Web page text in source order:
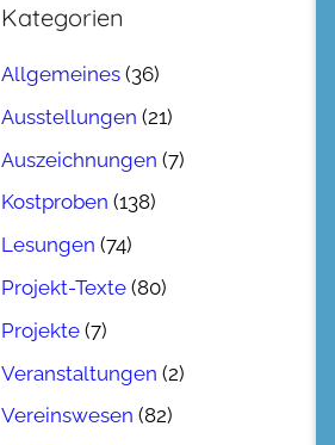
Kategorien
Allgemeines (36)
Ausstellungen (21)
Auszeichnungen (7)
Kostproben (138)
Lesungen (74)
Projekt-Texte (80)
Projekte (7)
Veranstaltungen (2)
Vereinswesen (82)